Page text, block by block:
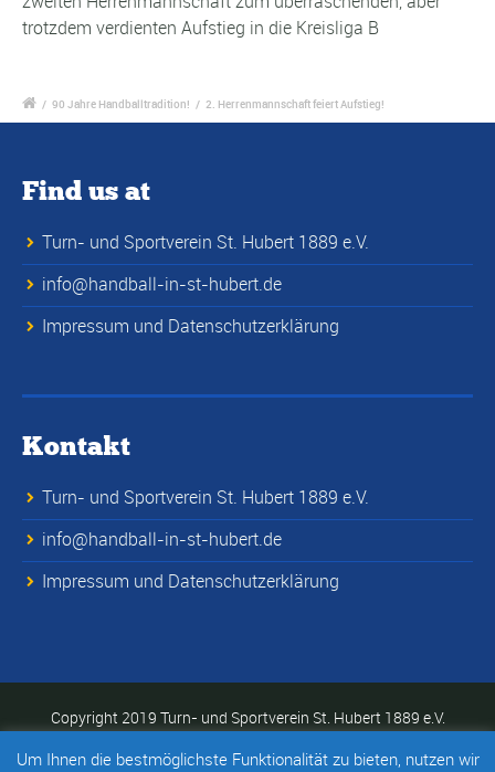
trotzdem verdienten Aufstieg in die Kreisliga B
/ 90 Jahre Handballtradition! / 2. Herrenmannschaft feiert Aufstieg!
Find us at
Turn- und Sportverein St. Hubert 1889 e.V.
info@handball-in-st-hubert.de
Impressum und Datenschutzerklärung
Kontakt
Turn- und Sportverein St. Hubert 1889 e.V.
info@handball-in-st-hubert.de
Impressum und Datenschutzerklärung
Copyright 2019 Turn- und Sportverein St. Hubert 1889 e.V.
Um Ihnen die bestmöglichste Funktionalität zu bieten, nutzen wir